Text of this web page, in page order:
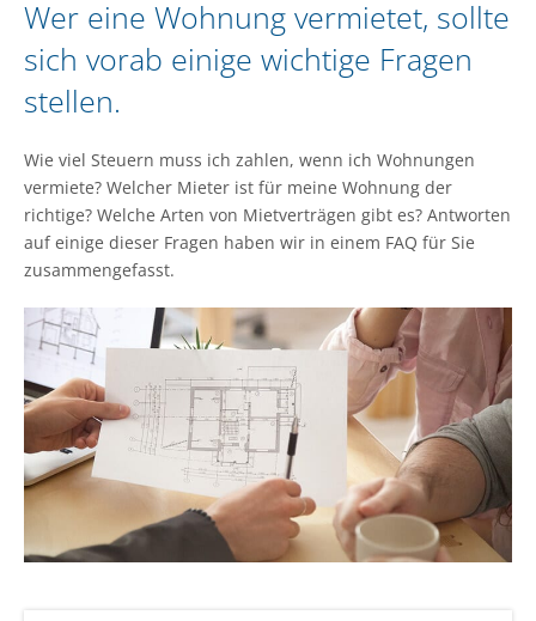
Wer eine Wohnung vermietet, sollte
sich vorab einige wichtige Fragen
stellen.
Wie viel Steuern muss ich zahlen, wenn ich Wohnungen
vermiete? Welcher Mieter ist für meine Wohnung der
richtige? Welche Arten von Mietverträgen gibt es? Antworten
auf einige dieser Fragen haben wir in einem FAQ für Sie
zusammengefasst.